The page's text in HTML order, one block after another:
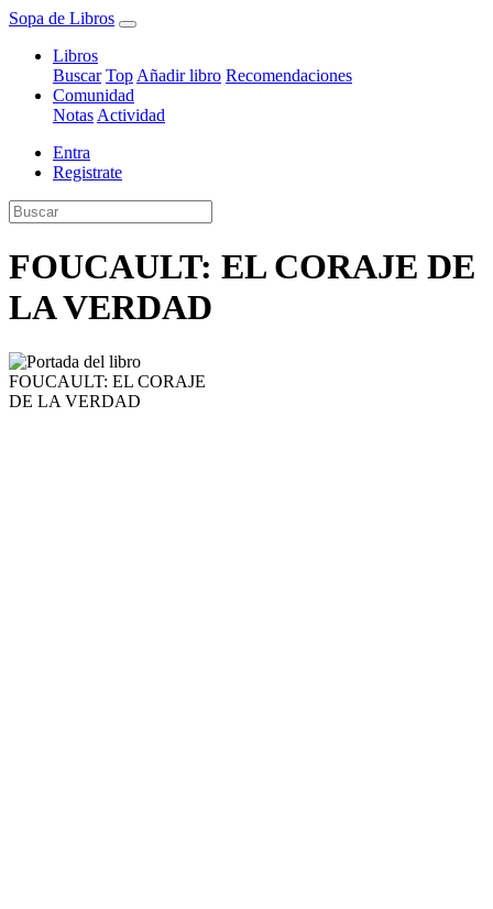
Sopa de Libros
Libros
Buscar Top Añadir libro Recomendaciones
Comunidad
Notas Actividad
Entra
Registrate
FOUCAULT: EL CORAJE DE
LA VERDAD